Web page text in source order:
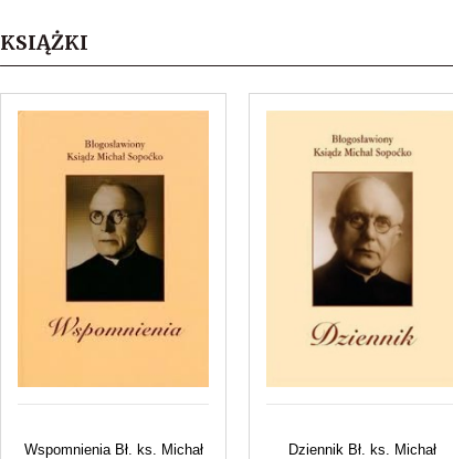
KSIĄŻKI
Wspomnienia Bł. ks. Michał
Dziennik Bł. ks. Michał